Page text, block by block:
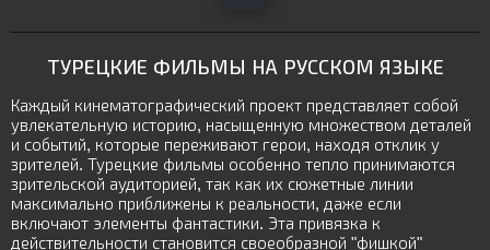
ТУРЕЦКИЕ ФИЛЬМЫ НА РУССКОМ ЯЗЫКЕ
Каждый кинематографический проект представляет собой
увлекательную историю, насыщенную множеством деталей
и событий, которые переживают герои, находя отклик у
зрителей. Турецкие фильмы особенно тепло принимаются
зрительской аудиторией, так как их сюжетные линии
максимально приближены к реальности, даже если
включают элементы фантастики. Эта привязка к
действительности становится своеобразной "фишкой"